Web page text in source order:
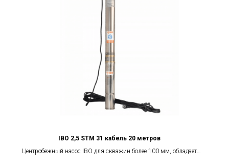
IBO 2,5 SТM 31 кабель 20 метров
Центробежный насос IBO для скважин более 100 мм, обладает